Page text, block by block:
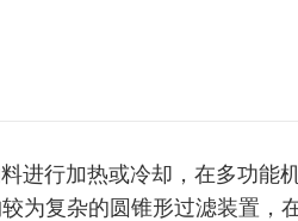
行加热或冷却，在多功能
为复杂的圆锥形过滤装置，